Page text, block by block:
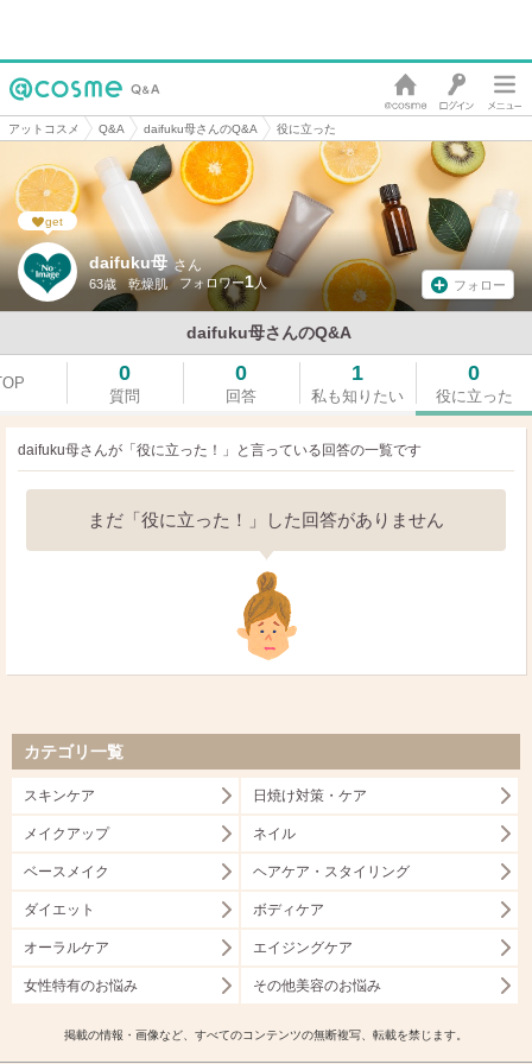
アットコスメ Q&A daifuku母さんのQ&A 役に立った
daifuku母 さん
63歳 乾燥肌 1 フォロー
daifuku母さんのQ&A
get
0
質問
0
回答
1
私も知りたい
0
役に立った
daifuku母さんが「役に立った！」と言っている 回答の一覧です
まだ「役に立った！」した回答がありません
カテゴリ一覧
スキンケア 日焼け対策・ケア
メイクアップ ネイル
ベースメイク ヘアケア・スタイリング
ダイエット ボディケア
オーラルケア エイジングケア
女性特有のお悩み その他美容のお悩み
掲載の情報・画像など、すべてのコンテンツの無断複写、転載を禁じます。